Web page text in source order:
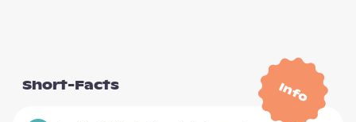
Info
Short-Facts